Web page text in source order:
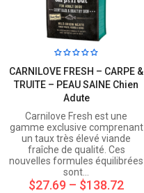
CARNILOVE FRESH – CARPE &
TRUITE – PEAU SAINE Chien
Adute
Carnilove Fresh est une
gamme exclusive comprenant
un taux très élevé viande
fraîche de qualité. Ces
nouvelles formules équilibrées
sont…
$27.69 – $138.72